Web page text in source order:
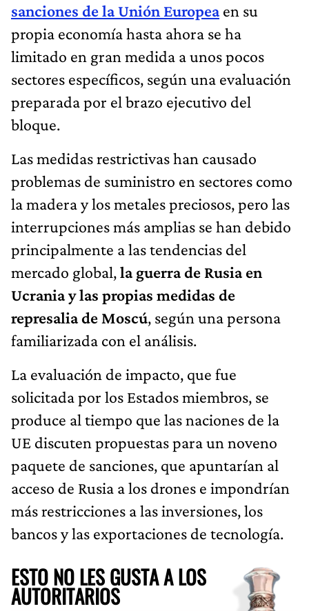
sanciones de la Unión Europeaen su
propia economía hasta ahora se ha
limitado en gran medida a unos pocos
sectores específicos, según una evaluación
preparada por el brazo ejecutivo del
bloque.
Las medidas restrictivas han causado
problemas de suministro en sectores como
la madera y los metales preciosos, pero las
interrupciones más amplias se han debido
principalmente a las tendencias del
mercado global,la guerra de Rusia en
Ucrania y las propias medidas de
represalia de Moscú, según una persona
familiarizada con el análisis.
La evaluación de impacto, que fue
solicitada por los Estados miembros, se
produce al tiempo que las naciones de la
UE discuten propuestas para un noveno
paquete de sanciones, que apuntarían al
acceso de Rusia a los drones e impondrían
más restricciones a las inversiones, los
bancos y las exportaciones de tecnología.
ESTO NO LES GUSTA A LOS
AUTORITARIOS